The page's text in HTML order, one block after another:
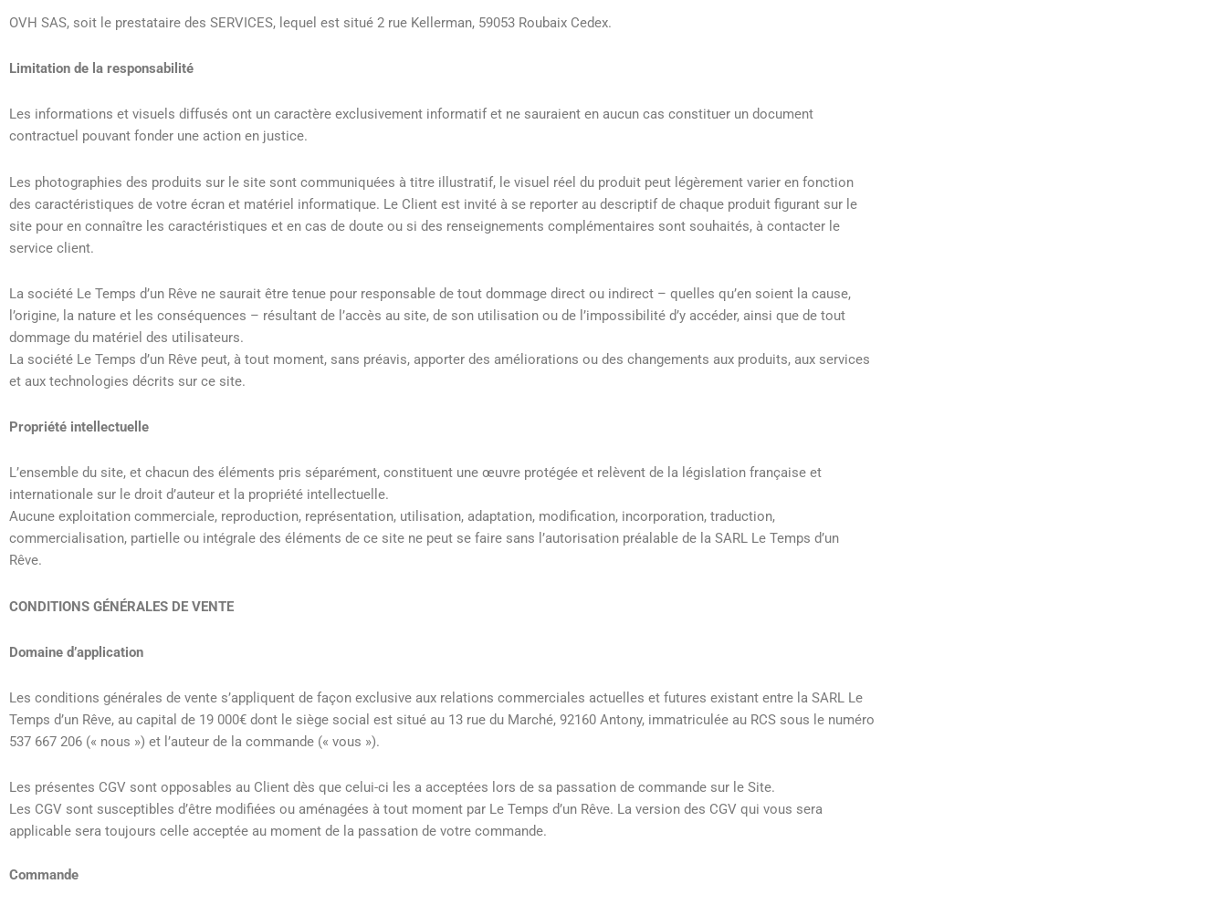
OVH SAS, soit le prestataire des SERVICES, lequel est situé 2 rue Kellerman, 59053 Roubaix Cedex.
Limitation de la responsabilité
Les informations et visuels diffusés ont un caractère exclusivement informatif et ne sauraient en aucun cas constituer un document
contractuel pouvant fonder une action en justice.
Les photographies des produits sur le site sont communiquées à titre illustratif, le visuel réel du produit peut légèrement varier en fonction
des caractéristiques de votre écran et matériel informatique. Le Client est invité à se reporter au descriptif de chaque produit figurant sur le
site pour en connaître les caractéristiques et en cas de doute ou si des renseignements complémentaires sont souhaités, à contacter le
service client.
La société Le Temps d’un Rêve ne saurait être tenue pour responsable de tout dommage direct ou indirect – quelles qu’en soient la cause,
l’origine, la nature et les conséquences – résultant de l’accès au site, de son utilisation ou de l’impossibilité d’y accéder, ainsi que de tout
dommage du matériel des utilisateurs.
La société Le Temps d’un Rêve peut, à tout moment, sans préavis, apporter des améliorations ou des changements aux produits, aux services
et aux technologies décrits sur ce site.
Propriété intellectuelle
L’ensemble du site, et chacun des éléments pris séparément, constituent une œuvre protégée et relèvent de la législation française et
internationale sur le droit d’auteur et la propriété intellectuelle.
Aucune exploitation commerciale, reproduction, représentation, utilisation, adaptation, modification, incorporation, traduction,
commercialisation, partielle ou intégrale des éléments de ce site ne peut se faire sans l’autorisation préalable de la SARL Le Temps d’un
Rêve.
CONDITIONS GÉNÉRALES DE VENTE
Domaine d’application
Les conditions générales de vente s’appliquent de façon exclusive aux relations commerciales actuelles et futures existant entre la SARL Le
Temps d’un Rêve, au capital de 19 000€ dont le siège social est situé au 13 rue du Marché, 92160 Antony, immatriculée au RCS sous le numéro
537 667 206 (« nous ») et l’auteur de la commande (« vous »).
Les présentes CGV sont opposables au Client dès que celui-ci les a acceptées lors de sa passation de commande sur le Site.
Les CGV sont susceptibles d’être modifiées ou aménagées à tout moment par Le Temps d’un Rêve. La version des CGV qui vous sera
applicable sera toujours celle acceptée au moment de la passation de votre commande.
Commande